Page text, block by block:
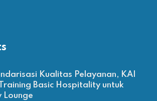
Kualitas Pelayanan, KAI
Basic Hospitality untuk
Lounge